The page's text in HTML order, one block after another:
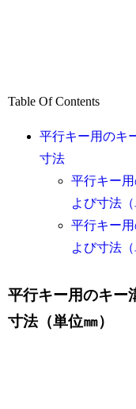
Table Of Contents
平行キー用のキ
寸法
平行キー
よび寸法（
平行キー
よび寸法（
平行キー用のキー
寸法（単位㎜）